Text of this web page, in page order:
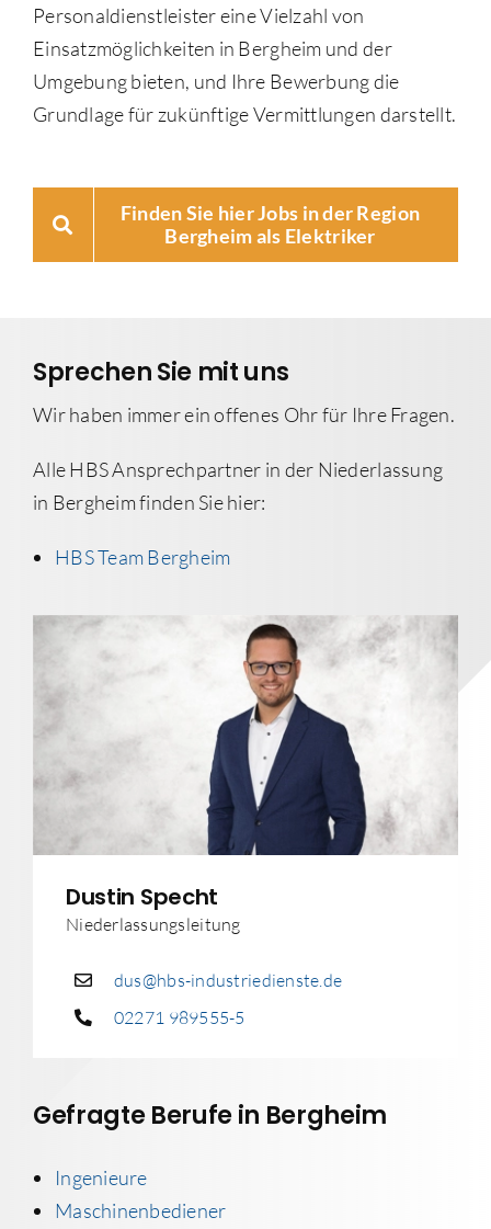
Personaldienstleister eine Vielzahl von
Einsatzmöglichkeiten in Bergheim und der
Umgebung bieten, und Ihre Bewerbung die
Grundlage für zukünftige Vermittlungen darstellt.
Finden Sie hier Jobs in der Region
Bergheim als Elektriker
Sprechen Sie mit uns
Wir haben immer ein offenes Ohr für Ihre Fragen.
Alle HBS Ansprechpartner in der Niederlassung
in Bergheim finden Sie hier:
HBS Team Bergheim
Dustin Specht
Niederlassungsleitung
dus@hbs-industriedienste.de
02271 989555-5
Gefragte Berufe in Bergheim
Ingenieure
Maschinenbediener